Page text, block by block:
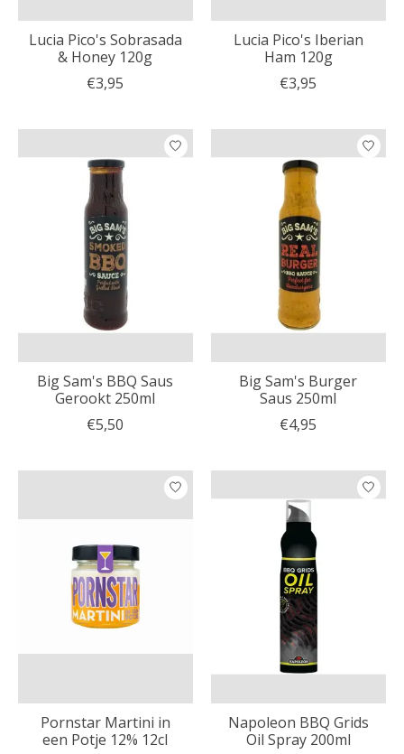
Lucia Pico's Sobrasada
& Honey 120g
€3,95
Lucia Pico's Iberian
Ham 120g
€3,95
Big Sam's BBQ Saus
Gerookt 250ml
€5,50
Big Sam's Burger
Saus 250ml
€4,95
Pornstar Martini in
een Potje 12% 12cl
Napoleon BBQ Grids
Oil Spray 200ml